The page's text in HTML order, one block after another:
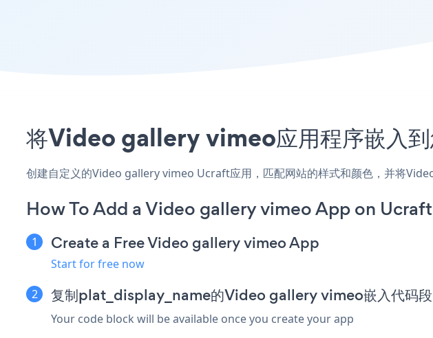
将Video gallery vimeo应用程序嵌入
创建自定义的Video gallery vimeo Ucraft应用，匹配网站的样式和颜色，并将
How To Add a Video gallery vimeo App on
Create a Free Video gallery vimeo App
Start for free now
复制plat_display_name的Video gallery vimeo嵌入代码段
Your code block will be available once you create your app